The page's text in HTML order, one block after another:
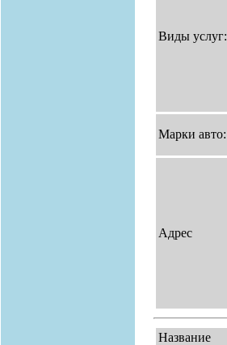
Виды услуг:
Марки авто:
Адрес
Название